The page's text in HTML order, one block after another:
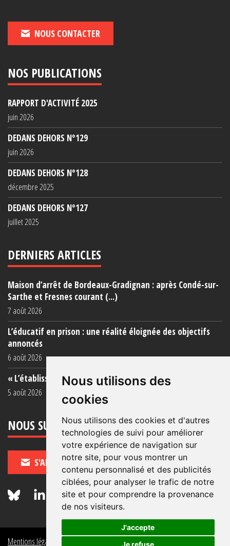
Nous utilisons des
cookies
Nous utilisons des cookies et d'autres
technologies de suivi pour améliorer
votre expérience de navigation sur
notre site, pour vous montrer un
contenu personnalisé et des publicités
ciblées, pour analyser le trafic de notre
site et pour comprendre la provenance
de nos visiteurs.
J'accepte
Je refuse
NOUS CONTACTER
NOS PUBLICATIONS
RAPPORT D'ACTIVITÉ 2025
juin 2026
DEDANS DEHORS N°129
juin 2026
DEDANS DEHORS N°128
décembre 2025
DEDANS DEHORS N°127
juillet 2025
DERNIERS ARTICLES
Maison d’arrêt de Bordeaux-Gradignan : après Condé-sur-
Sarthe et Fresnes courant (...)
7 août 2026
L’éducatif en prison : une réalité éloignée des objectifs
annoncés
6 août 2026
« L’établissement est une porcherie totale »
5 août 2026
NOUS SUIVRE
S'ABONNER
Mentions légales Politique de données personnelles